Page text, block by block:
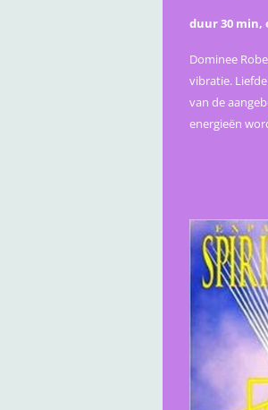
duur 30 min,
Dominee
vibratie.
van de
energieën